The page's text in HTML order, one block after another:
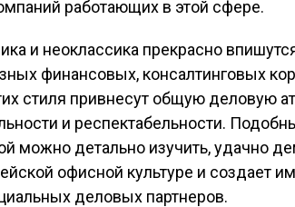
работающих в этой сфере.
и неоклассика прекрасно
финансовых, консалтинговых
стиля привнесут общую деловую
и респектабельности.
можно детально изучить, удачно
офисной культуре и создает
деловых партнеров.